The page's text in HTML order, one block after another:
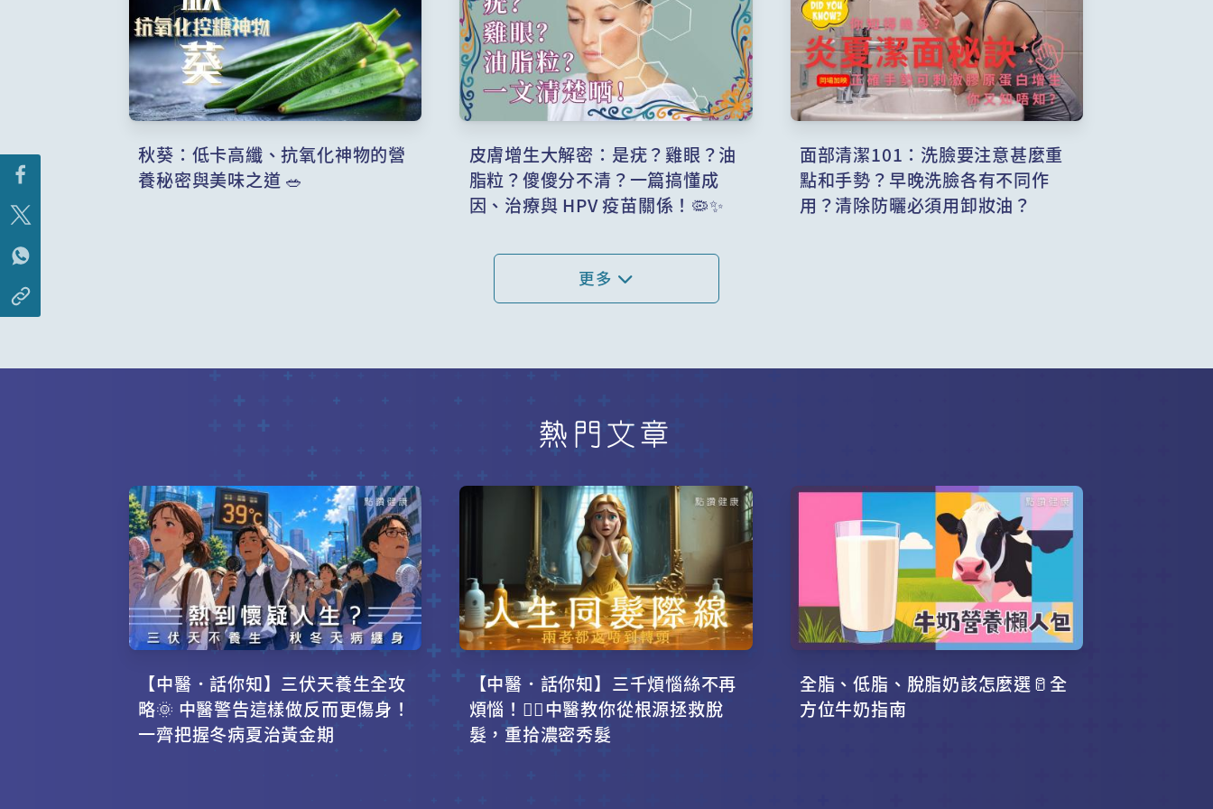
秋葵：低卡高纖、抗氧化神物的營
養秘密與美味之道 🥗
皮膚增生大解密：是疣？雞眼？油
脂粒？傻傻分不清？一篇搞懂成
因、治療與 HPV 疫苗關係！🦠✨
面部清潔101：洗臉要注意甚麼重
點和手勢？早晚洗臉各有不同作
用？清除防曬必須用卸妝油？
更多
熱門文章
【中醫．話你知】三伏天養生全攻
略🌞 中醫警告這樣做反而更傷身！
一齊把握冬病夏治黃金期
【中醫．話你知】三千煩惱絲不再
煩惱！💇‍♂️中醫教你從根源拯救脫
髮，重拾濃密秀髮
全脂、低脂、脫脂奶該怎麼選🥛全
方位牛奶指南